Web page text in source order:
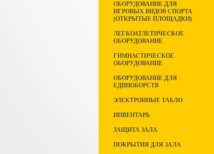
ОБОРУДОВАНИЕ ДЛЯ
ИГРОВЫХ ВИДОВ СПОРТА
(ОТКРЫТЫЕ ПЛОЩАДКИ)
ЛЕГКОАТЛЕТИЧЕСКОЕ
ОБОРУДОВАНИЕ
ГИМНАСТИЧЕСКОЕ
ОБОРУДОВАНИЕ
ОБОРУДОВАНИЕ ДЛЯ
ЕДИНОБОРСТВ
ЭЛЕКТРОННЫЕ ТАБЛО
ИНВЕНТАРЬ
ЗАЩИТА ЗАЛА
ПОКРЫТИЯ ДЛЯ ЗАЛА